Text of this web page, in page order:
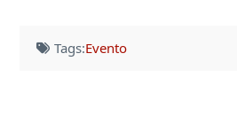
Tags:Evento